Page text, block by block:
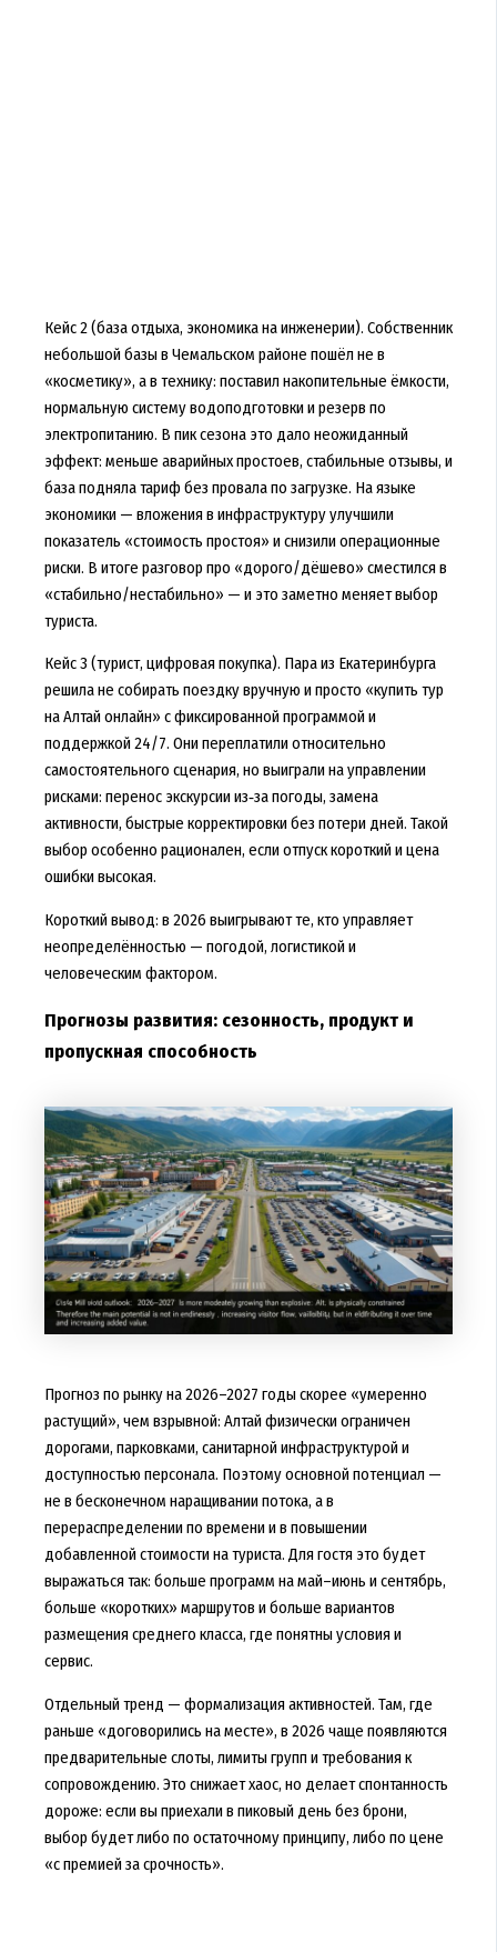
Кейс 2 (база отдыха, экономика на инженерии). Собственник
небольшой базы в Чемальском районе пошёл не в
«косметику», а в технику: поставил накопительные ёмкости,
нормальную систему водоподготовки и резерв по
электропитанию. В пик сезона это дало неожиданный
эффект: меньше аварийных простоев, стабильные отзывы, и
база подняла тариф без провала по загрузке. На языке
экономики — вложения в инфраструктуру улучшили
показатель «стоимость простоя» и снизили операционные
риски. В итоге разговор про «дорого/дёшево» сместился в
«стабильно/нестабильно» — и это заметно меняет выбор
туриста.
Кейс 3 (турист, цифровая покупка). Пара из Екатеринбурга
решила не собирать поездку вручную и просто «купить тур
на Алтай онлайн» с фиксированной программой и
поддержкой 24/7. Они переплатили относительно
самостоятельного сценария, но выиграли на управлении
рисками: перенос экскурсии из‑за погоды, замена
активности, быстрые корректировки без потери дней. Такой
выбор особенно рационален, если отпуск короткий и цена
ошибки высокая.
Короткий вывод: в 2026 выигрывают те, кто управляет
неопределённостью — погодой, логистикой и
человеческим фактором.
Прогнозы развития: сезонность, продукт и
пропускная способность
Прогноз по рынку на 2026–2027 годы скорее «умеренно
растущий», чем взрывной: Алтай физически ограничен
дорогами, парковками, санитарной инфраструктурой и
доступностью персонала. Поэтому основной потенциал —
не в бесконечном наращивании потока, а в
перераспределении по времени и в повышении
добавленной стоимости на туриста. Для гостя это будет
выражаться так: больше программ на май–июнь и сентябрь,
больше «коротких» маршрутов и больше вариантов
размещения среднего класса, где понятны условия и
сервис.
Отдельный тренд — формализация активностей. Там, где
раньше «договорились на месте», в 2026 чаще появляются
предварительные слоты, лимиты групп и требования к
сопровождению. Это снижает хаос, но делает спонтанность
дороже: если вы приехали в пиковый день без брони,
выбор будет либо по остаточному принципу, либо по цене
«с премией за срочность».